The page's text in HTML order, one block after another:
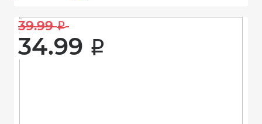
39.99 i
34.99 i